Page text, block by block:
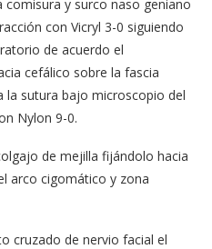
comisura y surco naso geniano
con Vicryl 3-0 siguiendo
de acuerdo el
cefálico sobre la fascia
la sutura bajo microscopio del
Nylon 9-0.
de mejilla fijándolo hacia
arco cigomático y zona
cruzado de nervio facial el